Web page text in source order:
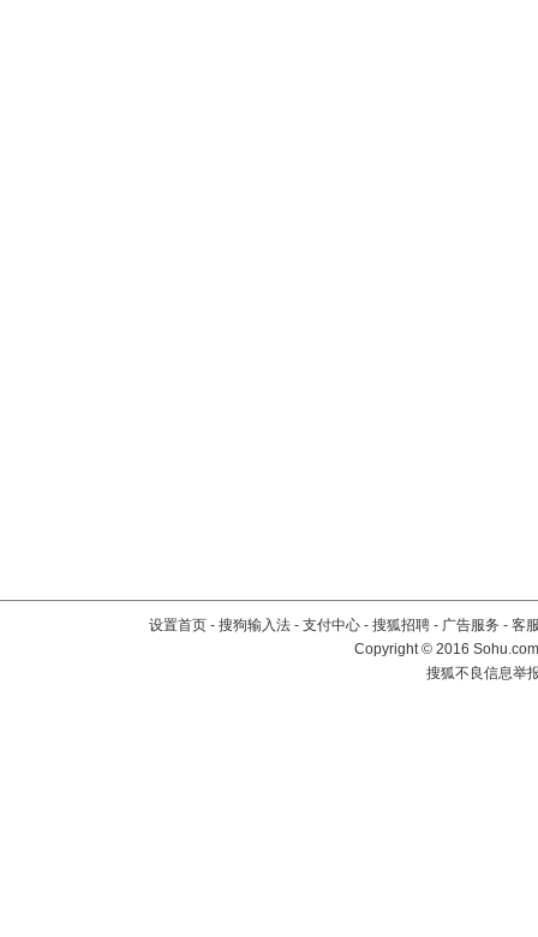
设置首页 - 搜狗输入法 - 支付中心 - 搜狐招聘 - 广告服务 - 客
Copyright©2016
搜狐不良信息举